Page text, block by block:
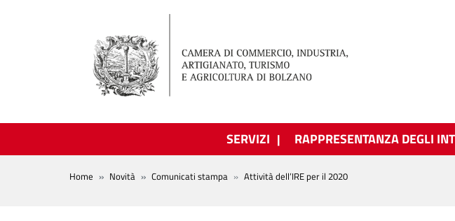
SERVIZI RAPPRESENTANZA DEGLI
BREADCRUMB
Home Novità Comunicati stampa Attività dell’IRE per il 2020